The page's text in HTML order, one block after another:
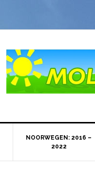
NOORWEGEN: 2016 –
2022